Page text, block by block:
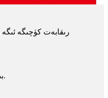
3. بىر بېكەتلىك سېتىۋېلىش پونكىتى.